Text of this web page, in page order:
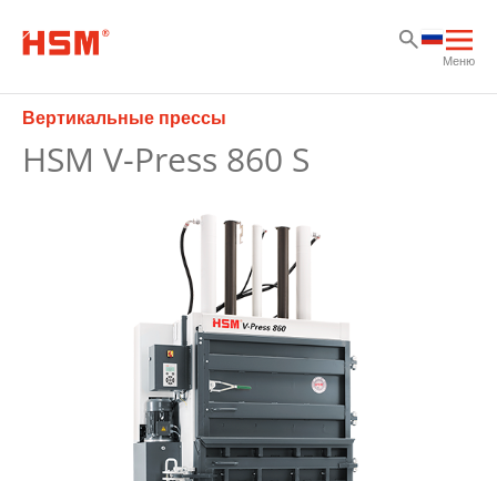
Меню
Вертикальные прессы
HSM V-Press 860 S